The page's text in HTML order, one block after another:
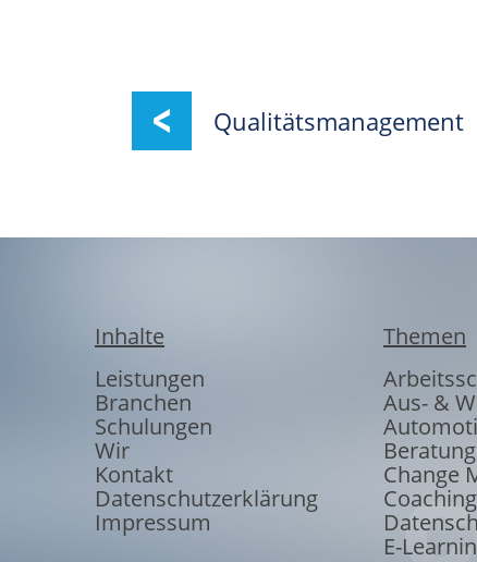
Qualitätsmanagement
Inhalte
Leistungen
Branchen
Schulungen
Wir
Kontakt
Datenschutzerklärung
Impressum
Themen
Aus- &
Beratung
Change
Coaching
E-